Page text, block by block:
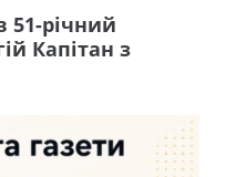
51-річний
Капітан з